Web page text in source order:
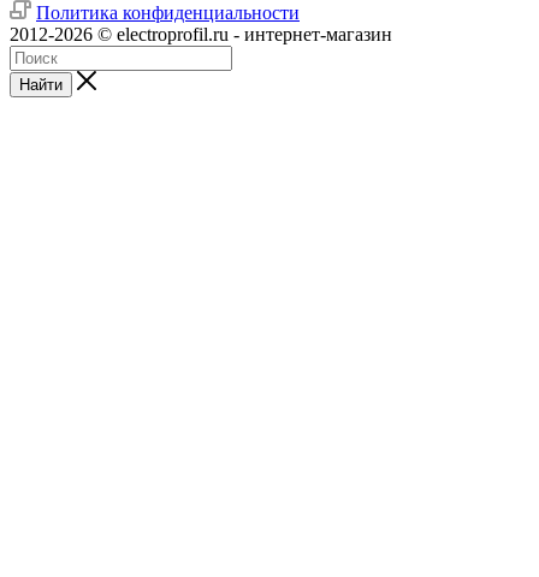
Политика конфиденциальности
2012-2026 © electroprofil.ru - интернет-магазин
Найти